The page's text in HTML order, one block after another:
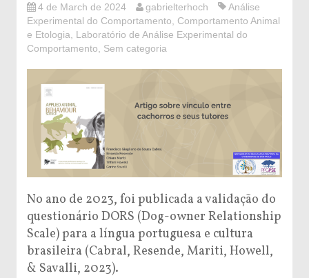
4 de March de 2024 gabrielterhoch
Análise
Experimental do Comportamento
Comportamento Animal
e Etologia
Laboratório de Análise Experimental do
Comportamento
Sem categoria
No ano de 2023, foi publicada a validação do
questionário DORS (Dog-owner Relationship
Scale) para a língua portuguesa e cultura
brasileira (Cabral, Resende, Mariti, Howell,
& Savalli, 2023).